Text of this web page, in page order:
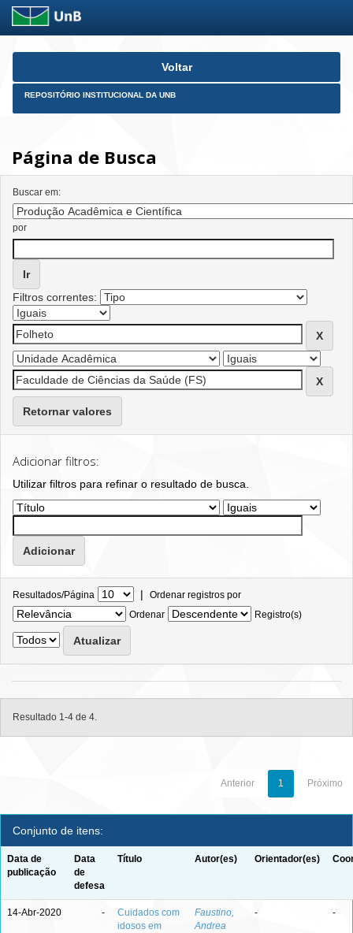
Skip
Voltar
REPOSITÓRIO INSTITUCIONAL DA UNB
Página de Busca
Buscar em:
por
Filtros correntes:
Retornar valores
Adicionar filtros:
Utilizar filtros para refinar o resultado de busca.
Resultados/Página | Ordenar registros por
Ordenar
Registro(s)
Resultado 1-4 de 4.
Anterior 1 Próximo
Conjunto de itens:
Data de
publicação
Data
de
defesa
Título Autor(es) Orientador(es)
14-Abr-2020 -
Cuidados com
idosos em
Faustino,
Andrea
- -